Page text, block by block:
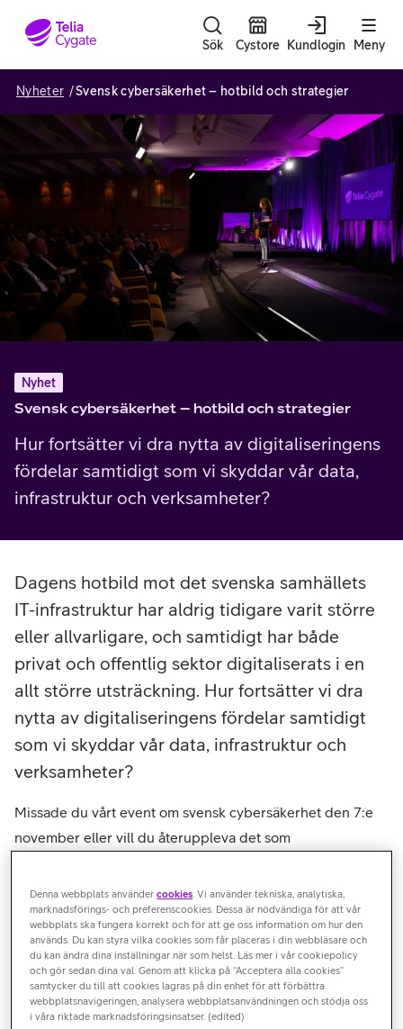
Gå till sidans innehåll
Sök Cystore Kundlogin Meny
Nyheter Svensk cybersäkerhet – hotbild och strategier
Nyhet
Svensk cybersäkerhet – hotbild och strategier
Hur fortsätter vi dra nytta av digitaliseringens
fördelar samtidigt som vi skyddar vår data,
infrastruktur och verksamheter?
Dagens hotbild mot det svenska samhällets
IT-infrastruktur har aldrig tidigare varit större
eller allvarligare, och samtidigt har både
privat och offentlig sektor digitaliserats i en
allt större utsträckning. Hur fortsätter vi dra
nytta av digitaliseringens fördelar samtidigt
som vi skyddar vår data, infrastruktur och
verksamheter?
Missade du vårt event om svensk cybersäkerhet den 7:e
november eller vill du återuppleva det som
Denna webbplats användercookies . Vi använder tekniska, analytiska,
marknadsförings- och preferenscookies. Dessa är nödvändiga för att vår
webbplats ska fungera korrekt och för att ge oss information om hur den
används. Du kan styra vilka cookies som får placeras i din webbläsare och
du kan ändra dina inställningar när som helst. Läs mer i vår cookiepolicy
och gör sedan dina val. Genom att klicka på “Acceptera alla cookies”
samtycker du till att cookies lagras på din enhet för att förbättra
webbplatsnavigeringen, analysera webbplatsanvändningen och stödja oss
i våra riktade marknadsföringsinsatser. (edited)